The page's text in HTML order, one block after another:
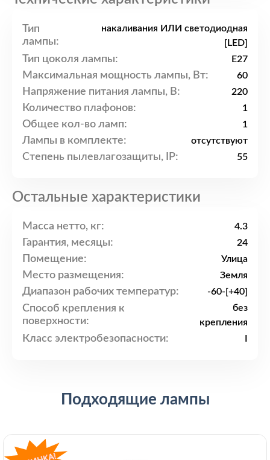
Тип
лампы:
накаливания ИЛИ светодиодная
[LED]
Тип цоколя лампы: E27
Максимальная мощность лампы, Вт: 60
Напряжение питания лампы, В: 220
Количество плафонов: 1
Общее кол-во ламп: 1
Лампы в комплекте: отсутствуют
Степень пылевлагозащиты, IP: 55
Остальные характеристики
Масса нетто, кг: 4.3
Гарантия, месяцы: 24
Помещение: Улица
Место размещения: Земля
Диапазон рабочих температур: -60-[+40]
Способ крепления к
поверхности:
без
крепления
Класс электробезопасности:
Подходящие лампы